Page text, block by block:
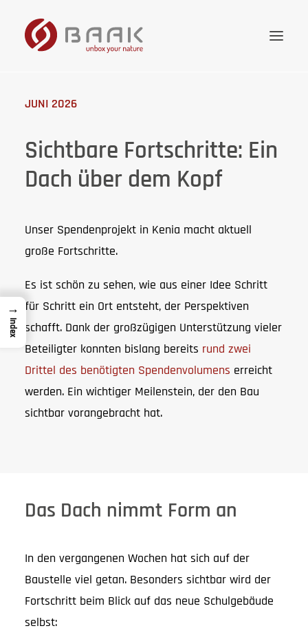
Onlineshop
Kollektion
Unternehmen
Kontakt
JUNI 2026
Sichtbare Fortschritte: Ein
Dach über dem Kopf
Unser Spendenprojekt in Kenia macht aktuell
große Fortschritte.
Es ist schön zu sehen, wie aus einer Idee Schritt
für Schritt ein Ort entsteht, der Perspektiven
schafft. Dank der großzügigen Unterstützung vieler
Beteiligter konnten bislang bereits rund zwei
Drittel des benötigten Spendenvolumens erreicht
werden. Ein wichtiger Meilenstein, der den Bau
sichtbar vorangebracht hat.
Das Dach nimmt Form an
In den vergangenen Wochen hat sich auf der
Baustelle viel getan. Besonders sichtbar wird der
Fortschritt beim Blick auf das neue Schulgebäude
selbst:
→
Index